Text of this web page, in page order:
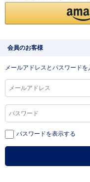
会員のお客様
メールアドレスとパスワードを
パスワードを表示する